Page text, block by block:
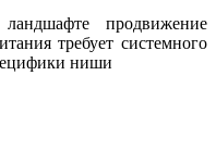
продвижение
требует системного
ниши